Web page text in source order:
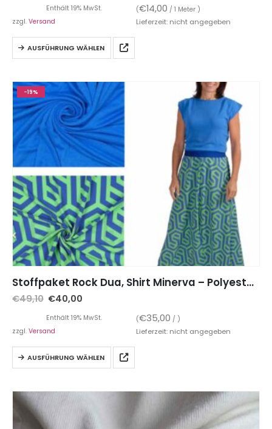
Enthält 19% MwSt. (€14,00 / 1 Meter )
zzgl. Versand Lieferzeit: nicht angegeben
AUSFÜHRUNG WÄHLEN
-19%
Stoffpaket Rock Dua, Shirt Minerva – Polyester Stretch, grafisches Muster Blau Grün inkl. Gummiband
€49,10 €40,00
Enthält 19% MwSt. (€35,00 / )
zzgl. Versand Lieferzeit: nicht angegeben
AUSFÜHRUNG WÄHLEN